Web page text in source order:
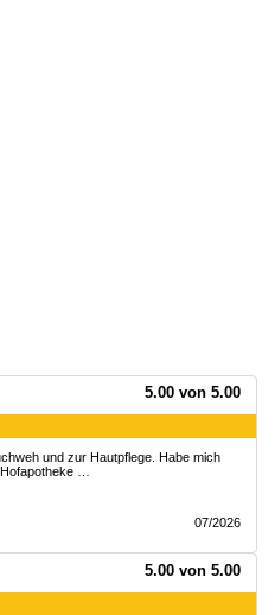
5.00 von 5.00
und zur Hautpflege. Habe mich
…
07/2026
5.00 von 5.00